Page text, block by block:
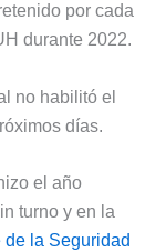
por cada
durante 2022.
no habilitó el
días.
el año
turno y en la
de la Seguridad